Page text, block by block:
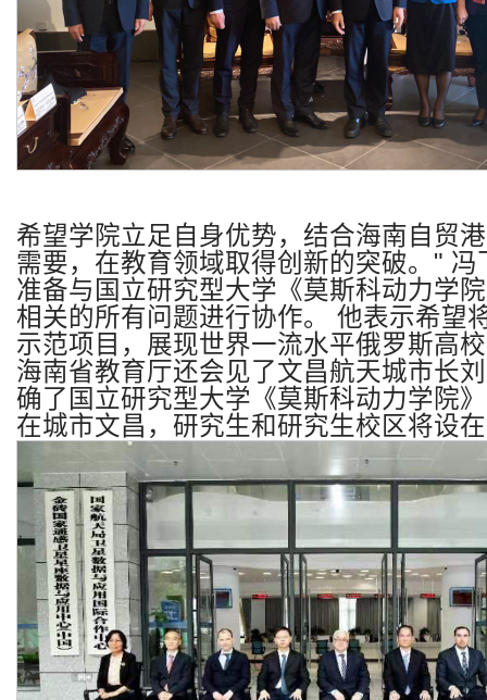
希望学院立足自身优势，结合海南自贸
需要，在教育领域取得创新的突破。 " 冯
准备与国立研究型大学《莫斯科动力学
相关的所有问题进行协作。
他表示希望
示范项目，展现世界一流水平俄罗斯高
海南省教育厅还会见了文昌航天城市长
确了国立研究型大学《莫斯科动力学院》
在城市文昌，研究生和研究生校区将设